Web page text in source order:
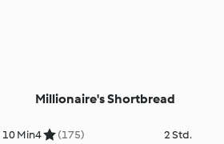
10 Min
Millionaire's Shortbread
4 (175) 2 Std.